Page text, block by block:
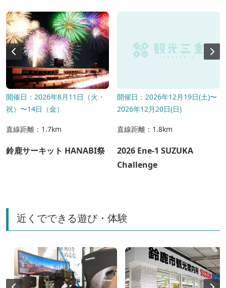
開催日：2026年8月11日（火・
祝）〜14日（金）
直線距離：1.7km
鈴鹿サーキット HANABI祭
開催日：2026年12月19日(土)〜
2026年12月20日(日)
直線距離：1.8km
2026 Ene-1 SUZUKA
Challenge
近くでできる遊び・体験